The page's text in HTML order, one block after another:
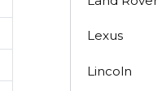
Lexus
Lincoln